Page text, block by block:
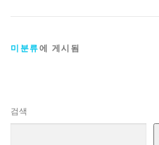
미분류에 게시됨
검색